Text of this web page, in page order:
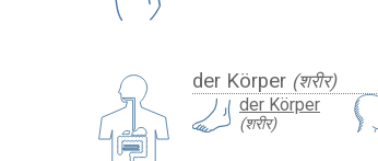
der Körper (शरीर)
der Körper
(शरीर)